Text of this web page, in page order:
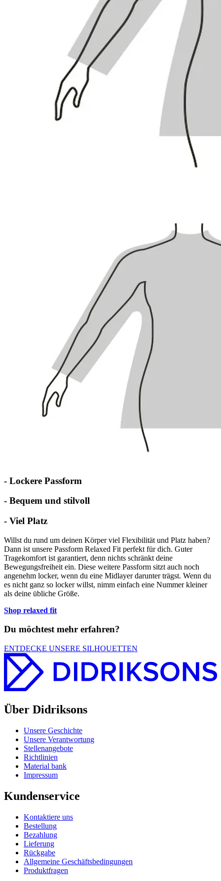
- Lockere Passform
- Bequem und stilvoll
- Viel Platz
Willst du rund um deinen Körper viel Flexibilität und Platz haben?
Dann ist unsere Passform Relaxed Fit perfekt für dich. Guter
Tragekomfort ist garantiert, denn nichts schränkt deine
Bewegungsfreiheit ein. Diese weitere Passform sitzt auch noch
angenehm locker, wenn du eine Midlayer darunter trägst. Wenn du
es nicht ganz so locker willst, nimm einfach eine Nummer kleiner
als deine übliche Größe.
Shop relaxed fit
Du möchtest mehr erfahren?
ENTDECKE UNSERE SILHOUETTEN
Über Didriksons
Unsere Geschichte
Unsere Verantwortung
Stellenangebote
Richtlinien
Material bank
Impressum
Kundenservice
Kontaktiere uns
Bestellung
Bezahlung
Lieferung
Rückgabe
Allgemeine Geschäftsbedingungen
Produktfragen